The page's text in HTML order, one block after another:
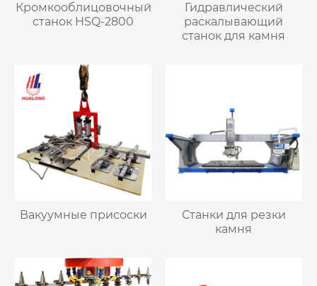
Кромкооблицовочный
станок HSQ-2800
Гидравлический
раскалывающий
станок для камня
Вакуумные присоски
Станки для резки
камня